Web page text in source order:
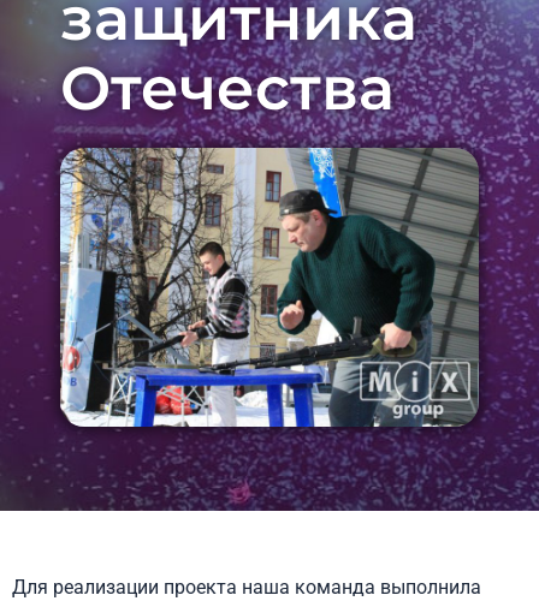
защитника
Отечества
Для реализации проекта наша команда выполнила